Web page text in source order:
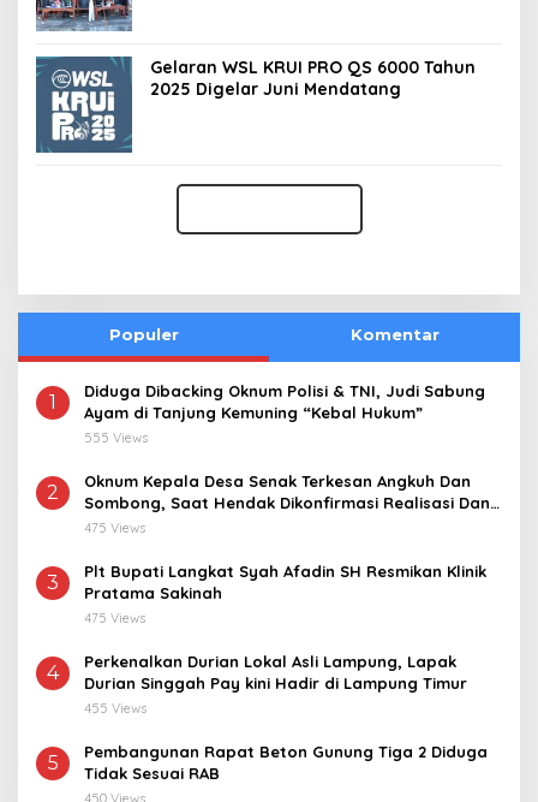
Gelaran WSL KRUI PRO QS 6000 Tahun
2025 Digelar Juni Mendatang
Populer Komentar
1
Diduga Dibacking Oknum Polisi & TNI, Judi Sabung
Ayam di Tanjung Kemuning “Kebal Hukum”
555 Views
2
Oknum Kepala Desa Senak Terkesan Angkuh Dan
Sombong, Saat Hendak Dikonfirmasi Realisasi Dana
Desa 2021-2024
475 Views
3
Plt Bupati Langkat Syah Afadin SH Resmikan Klinik
Pratama Sakinah
475 Views
4
Perkenalkan Durian Lokal Asli Lampung, Lapak
Durian Singgah Pay kini Hadir di Lampung Timur
455 Views
5
Pembangunan Rapat Beton Gunung Tiga 2 Diduga
Tidak Sesuai RAB